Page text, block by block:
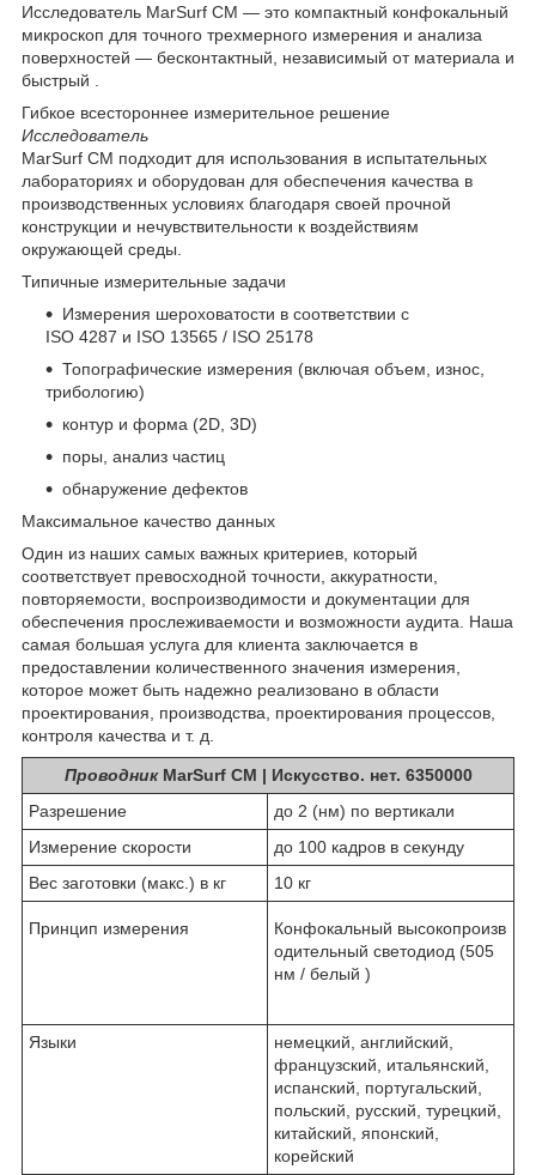
Исследователь MarSurf CM — это компактный конфокальный
микроскоп для точного трехмерного измерения и анализа
поверхностей — бесконтактный, независимый от материала и
быстрый .
Гибкое всестороннее измерительное решение
Исследователь
MarSurf CM подходит для использования в испытательных
лабораториях и оборудован для обеспечения качества в
производственных условиях благодаря своей прочной
конструкции и нечувствительности к воздействиям
окружающей среды.
Типичные измерительные задачи
Измерения шероховатости в соответствии с
ISO 4287 и ISO 13565 / ISO 25178
Топографические измерения (включая объем, износ,
трибологию)
контур и форма (2D, 3D)
поры, анализ частиц
обнаружение дефектов
Максимальное качество данных
Один из наших самых важных критериев, который
соответствует превосходной точности, аккуратности,
повторяемости, воспроизводимости и документации для
обеспечения прослеживаемости и возможности аудита. Наша
самая большая услуга для клиента заключается в
предоставлении количественного значения измерения,
которое может быть надежно реализовано в области
проектирования, производства, проектирования процессов,
контроля качества и т. д.
ПроводникMarSurf CM | Искусство. нет. 6350000
Разрешение
до 2 (нм) по вертикали
Измерение скорости
до 100 кадров в секунду
Вес заготовки (макс.) в кг
10 кг
Принцип измерения
Конфокальный высокопроизв
одительный светодиод (505
нм / белый )
Языки
немецкий, английский,
французский, итальянский,
испанский, португальский,
польский, русский, турецкий,
китайский, японский,
корейский